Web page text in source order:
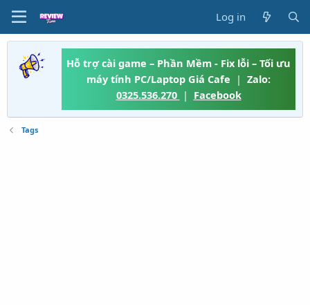
Log in
Hỗ trợ cài game – Phần Mềm - Fix lỗi – Tối ưu
máy tính PC/Laptop Giá Cafe | Zalo:
0325.536.270 | Facebook
Tags